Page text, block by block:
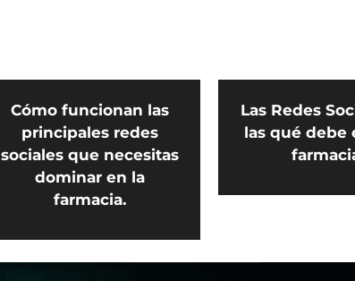
Cómo funcionan las
principales redes
sociales que necesitas
dominar en la
farmacia.
Las Redes
las qué debe